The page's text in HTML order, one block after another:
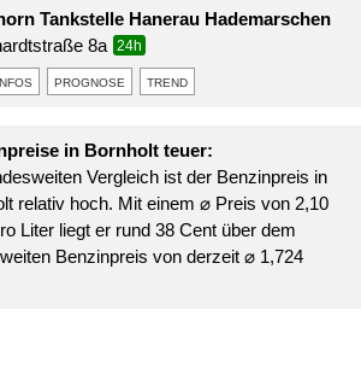
Tankstelle Hanerau Hademarschen
8a
24h
prognose trend
in Bornholt teuer:
Vergleich ist der Benzinpreis in
relativ hoch. Mit einem ⌀ Preis von 2,10
Liter liegt er rund 38 Cent über dem
Benzinpreis von derzeit ⌀ 1,724